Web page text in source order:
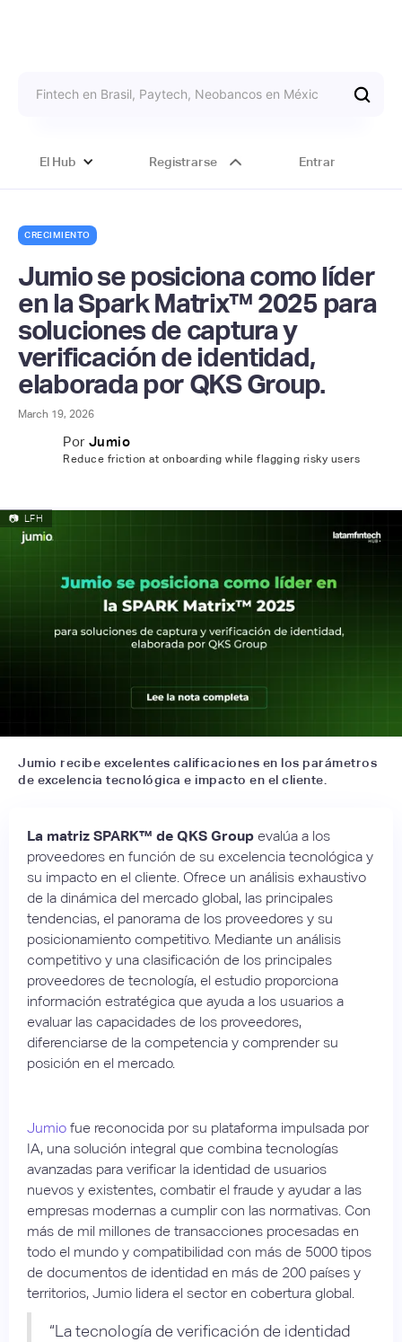
El Hub Registrarse Entrar
CRECIMIENTO
Jumio se posiciona como líder
en la Spark Matrix™ 2025 para
soluciones de captura y
verificación de identidad,
elaborada por QKS Group.
March 19, 2026
Por Jumio
Reduce friction at onboarding while flagging risky users
📷 LFH
Jumio recibe excelentes calificaciones en los parámetros
de excelencia tecnológica e impacto en el cliente.
La matriz SPARK™ de QKS Group evalúa a los
proveedores en función de su excelencia tecnológica y
su impacto en el cliente. Ofrece un análisis exhaustivo
de la dinámica del mercado global, las principales
tendencias, el panorama de los proveedores y su
posicionamiento competitivo. Mediante un análisis
competitivo y una clasificación de los principales
proveedores de tecnología, el estudio proporciona
información estratégica que ayuda a los usuarios a
evaluar las capacidades de los proveedores,
diferenciarse de la competencia y comprender su
posición en el mercado.
Jumio fue reconocida por su plataforma impulsada por
IA, una solución integral que combina tecnologías
avanzadas para verificar la identidad de usuarios
nuevos y existentes, combatir el fraude y ayudar a las
empresas modernas a cumplir con las normativas. Con
más de mil millones de transacciones procesadas en
todo el mundo y compatibilidad con más de 5000 tipos
de documentos de identidad en más de 200 países y
territorios, Jumio lidera el sector en cobertura global.
“La tecnología de verificación de identidad